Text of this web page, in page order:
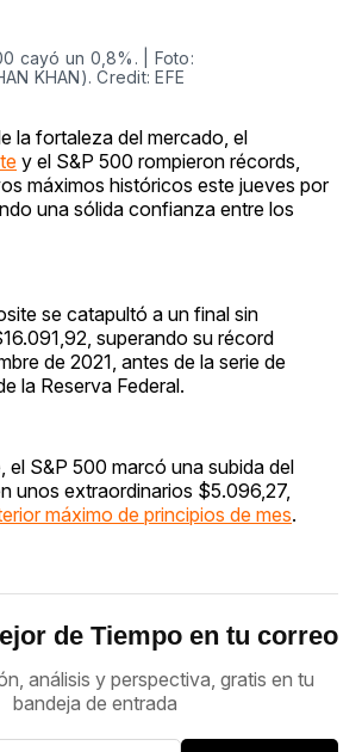
cayó un 0,8%. | Foto:
KHAN). Credit: EFE
la fortaleza del mercado, el
y el S&P 500 rompieron récords,
máximos históricos este jueves por
una sólida confianza entre los
se catapultó a un final sin
superando su récord
de 2021, antes de la serie de
la Reserva Federal.
el S&P 500 marcó una subida del
unos extraordinarios $5.096,27,
máximo de principios de mes.
de Tiempo en tu correo
análisis y perspectiva, gratis en tu
bandeja de entrada